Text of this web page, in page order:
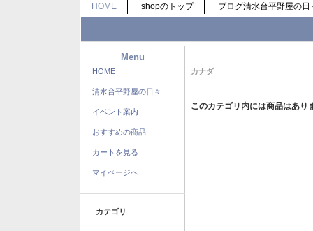
HOME shopのトップ ブログ清水台平野屋の日
Menu
HOME
清水台平野屋の日々
イベント案内
おすすめの商品
カートを見る
マイページへ
カテゴリ
カナダ
このカテゴリ内には商品はあり